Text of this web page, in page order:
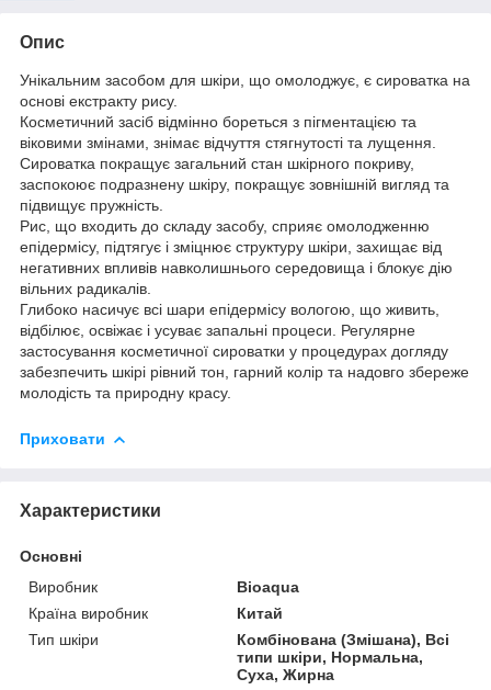
Опис
Унікальним засобом для шкіри, що омолоджує, є сироватка на
основі екстракту рису.
Косметичний засіб відмінно бореться з пігментацією та
віковими змінами, знімає відчуття стягнутості та лущення.
Сироватка покращує загальний стан шкірного покриву,
заспокоює подразнену шкіру, покращує зовнішній вигляд та
підвищує пружність.
Рис, що входить до складу засобу, сприяє омолодженню
епідермісу, підтягує і зміцнює структуру шкіри, захищає від
негативних впливів навколишнього середовища і блокує дію
вільних радикалів.
Глибоко насичує всі шари епідермісу вологою, що живить,
відбілює, освіжає і усуває запальні процеси. Регулярне
застосування косметичної сироватки у процедурах догляду
забезпечить шкірі рівний тон, гарний колір та надовго збереже
молодість та природну красу.
Приховати
Характеристики
Основні
Виробник
Bioaqua
Країна виробник
Китай
Тип шкіри
Комбінована (Змішана), Всі
типи шкіри, Нормальна,
Суха, Жирна